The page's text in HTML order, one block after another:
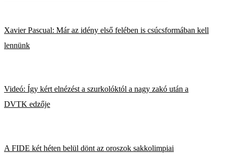
Xavier Pascual: Már az idény első felében is csúcsformában kell
lennünk
Videó: Így kért elnézést a szurkolóktól a nagy zakó után a
DVTK edzője
A FIDE két héten belül dönt az oroszok sakkolimpiai